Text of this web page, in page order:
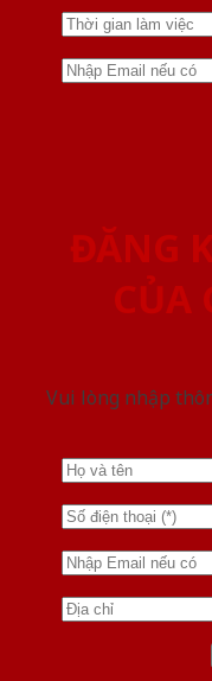
ĐĂNG
CỦA
Vui lòng nhập